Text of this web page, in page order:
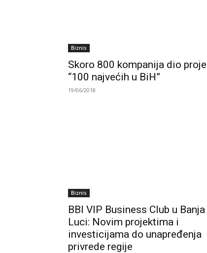
Biznis
Skoro 800 kompanija dio
“100 najvećih u BiH”
19/06/2018
Biznis
BBI VIP Business Club u Banja
Luci: Novim projektima i
investicijama do unapređenja
privrede regije